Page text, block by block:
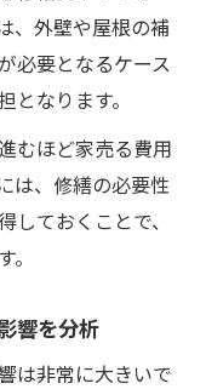
、外壁や屋根の補
必要となるケース
なります。
むほど家売る費用
は、修繕の必要性
ておくことで、
響を分析
は非常に大きいで